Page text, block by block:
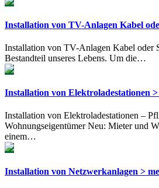
Installation von TV-Anlagen Kabel
Installation von TV-Anlagen Kabel oder
Bestandteil unseres Lebens. Um die…
Installation von Elektroladestationen
Installation von Elektroladestationen –
Wohnungseigentümer Neu: Mieter und
einem…
Installation von Netzwerkanlagen >